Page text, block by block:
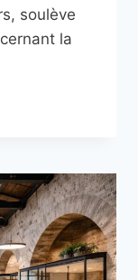
soulève
la